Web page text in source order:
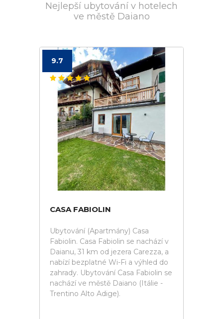
Nejlepší ubytování v hotelech
ve městě Daiano
9.7
CASA FABIOLIN
Ubytování (Apartmány) Casa
Fabiolin. Casa Fabiolin se nachází v
Daianu, 31 km od jezera Carezza, a
nabízí bezplatné Wi-Fi a výhled do
zahrady. Ubytování Casa Fabiolin se
nachází ve městě Daiano (Itálie -
Trentino Alto Adige).